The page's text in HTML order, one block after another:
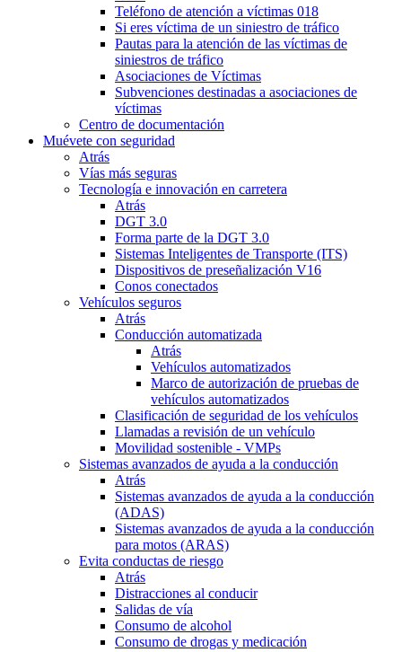
Teléfono de atención a víctimas 018
Si eres víctima de un siniestro de tráfico
Pautas para la atención de las víctimas de
siniestros de tráfico
Asociaciones de Víctimas
Subvenciones destinadas a asociaciones de
víctimas
Centro de documentación
Muévete con seguridad
Atrás
Vías más seguras
Tecnología e innovación en carretera
Atrás
DGT 3.0
Forma parte de la DGT 3.0
Sistemas Inteligentes de Transporte (ITS)
Dispositivos de preseñalización V16
Conos conectados
Vehículos seguros
Atrás
Conducción automatizada
Atrás
Vehículos automatizados
Marco de autorización de pruebas de
vehículos automatizados
Clasificación de seguridad de los vehículos
Llamadas a revisión de un vehículo
Movilidad sostenible - VMPs
Sistemas avanzados de ayuda a la conducción
Atrás
Sistemas avanzados de ayuda a la conducción
(ADAS)
Sistemas avanzados de ayuda a la conducción
para motos (ARAS)
Evita conductas de riesgo
Atrás
Distracciones al conducir
Salidas de vía
Consumo de alcohol
Consumo de drogas y medicación